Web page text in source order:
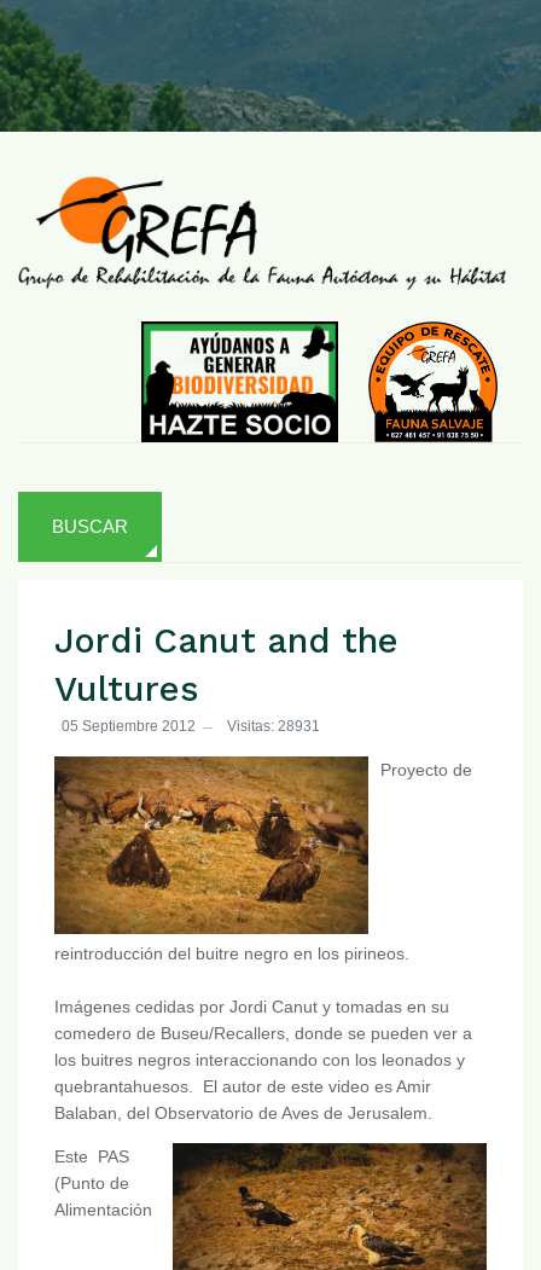
BUSCAR
Jordi Canut and the
Vultures
05 Septiembre 2012 Visitas: 28931
Proyecto de
reintroducción del buitre negro en los pirineos.
Imágenes cedidas por Jordi Canut y tomadas en su
comedero de Buseu/Recallers, donde se pueden ver a
los buitres negros interaccionando con los leonados y
quebrantahuesos. El autor de este video es Amir
Balaban, del Observatorio de Aves de Jerusalem.
Este PAS
(Punto de
Alimentación